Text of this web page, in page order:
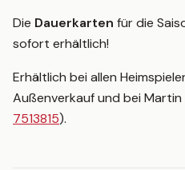
Die Dauerkarten für die
sofort erhältlich!
Erhältlich bei allen
Außenverkauf und bei Martin
7513815).